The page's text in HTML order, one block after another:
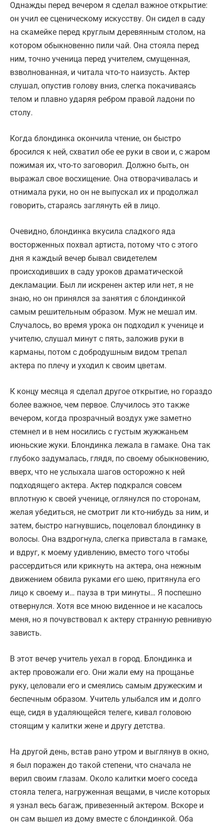
Однажды перед вечером я сделал важное открытие:
он учил ее сценическому искусству. Он сидел в саду
на скамейке перед круглым деревянным столом, на
котором обыкновенно пили чай. Она стояла перед
ним, точно ученица перед учителем, смущенная,
взволнованная, и читала что-то наизусть. Актер
слушал, опустив голову вниз, слегка покачиваясь
телом и плавно ударяя ребром правой ладони по
столу.
Когда блондинка окончила чтение, он быстро
бросился к ней, схватил обе ее руки в свои и, с жаром
пожимая их, что-то заговорил. Должно быть, он
выражал свое восхищение. Она отворачивалась и
отнимала руки, но он не выпускал их и продолжал
говорить, стараясь заглянуть ей в лицо.
Очевидно, блондинка вкусила сладкого яда
восторженных похвал артиста, потому что с этого
дня я каждый вечер бывал свидетелем
происходивших в саду уроков драматической
декламации. Был ли искренен актер или нет, я не
знаю, но он принялся за занятия с блондинкой
самым решительным образом. Муж не мешал им.
Случалось, во время урока он подходил к ученице и
учителю, слушал минут с пять, заложив руки в
карманы, потом с добродушным видом трепал
актера по плечу и уходил к своим цветам.
К концу месяца я сделал другое открытие, но гораздо
более важное, чем первое. Случилось это также
вечером, когда прозрачный воздух уже заметно
стемнел и в нем носились с густым жужжаньем
июньские жуки. Блондинка лежала в гамаке. Она так
глубоко задумалась, глядя, по своему обыкновению,
вверх, что не услыхала шагов осторожно к ней
подходящего актера. Актер подкрался совсем
вплотную к своей ученице, оглянулся по сторонам,
желая убедиться, не смотрит ли кто-нибудь за ним, и
затем, быстро нагнувшись, поцеловал блондинку в
волосы. Она вздрогнула, слегка привстала в гамаке,
и вдруг, к моему удивлению, вместо того чтобы
рассердиться или крикнуть на актера, она нежным
движением обвила руками его шею, притянула его
лицо к своему и… пауза в три минуты… Я поспешно
отвернулся. Хотя все мною виденное и не касалось
меня, но я почувствовал к актеру странную ревнивую
зависть.
В этот вечер учитель уехал в город. Блондинка и
актер провожали его. Они жали ему на прощанье
руку, целовали его и смеялись самым дружеским и
беспечным образом. Учитель улыбался им и долго
еще, сидя в удаляющейся телеге, кивал головою
стоящим у калитки жене и другу детства.
На другой день, встав рано утром и выглянув в окно,
я был поражен до такой степени, что сначала не
верил своим глазам. Около калитки моего соседа
стояла телега, нагруженная вещами, в числе которых
я узнал весь багаж, привезенный актером. Вскоре и
он сам вышел из дому вместе с блондинкой. Оба